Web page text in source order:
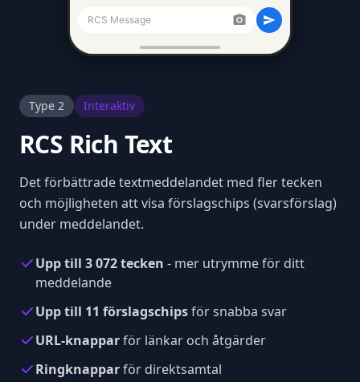
Type 2 Interaktiv
RCS Rich Text
Det förbättrade textmeddelandet med fler tecken
och möjligheten att visa förslagschips (svarsförslag)
under meddelandet.
Upp till 3 072 tecken - mer utrymme för ditt
meddelande
Upp till 11 förslagschipsför snabba svar
URL-knapparför länkar och åtgärder
Ringknapparför direktsamtal
RCS Message